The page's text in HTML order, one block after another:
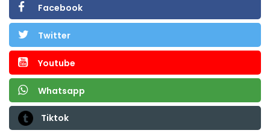
Facebook
Twitter
Youtube
Whatsapp
Tiktok